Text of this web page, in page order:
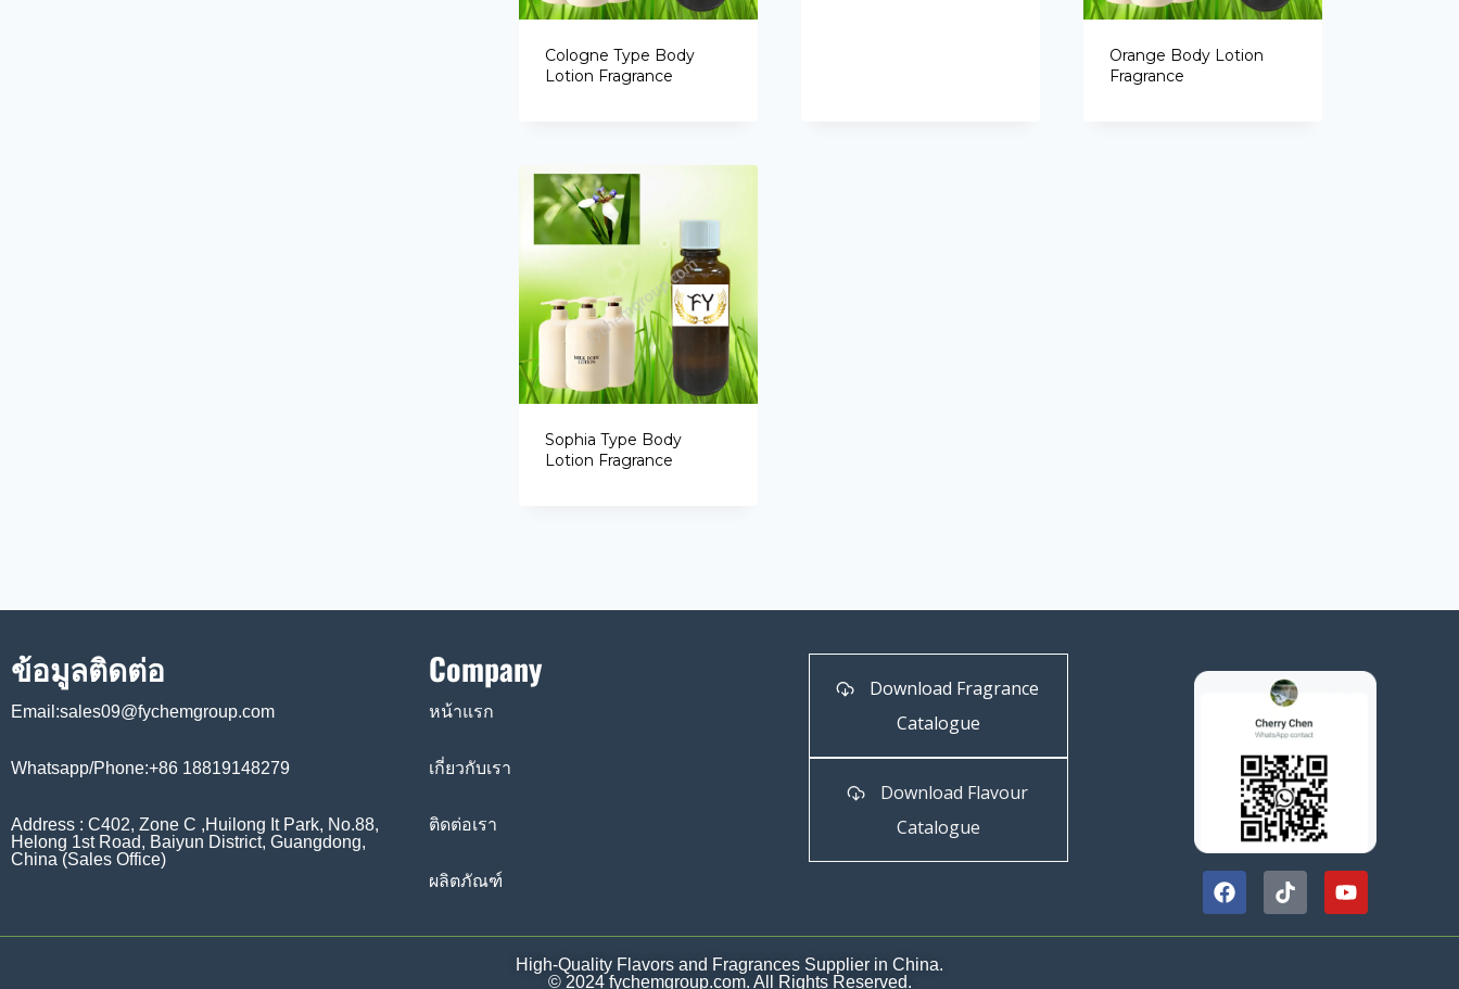
Cologne Type Body
Lotion Fragrance
Orange Body Lotion
Fragrance
Sophia Type Body
Lotion Fragrance
ข้อมูลติดต่อ
Email:sales09@fychemgroup.com
Whatsapp/Phone:+86 18819148279
Address : C402, Zone C ,Huilong It Park, No.88,
Helong 1st Road, Baiyun District, Guangdong,
China (Sales Office)
Company
หน้าแรก
เกี่ยวกับเรา
ติดต่อเรา
ผลิตภัณฑ์
Download Fragrance
Catalogue
Download Flavour
Catalogue
High-Quality Flavors and Fragrances Supplier in China.
© 2024 fychemgroup.com. All Rights Reserved.
Portuguese
Spanish (Colombia)